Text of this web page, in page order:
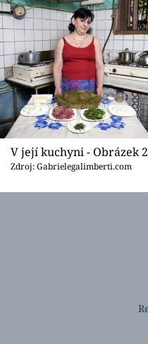
Přihlášení
Sledujte nás
V její kuchyni - Obrázek 2
Zdroj: Gabrielegalimberti.com